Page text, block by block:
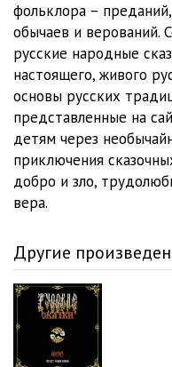
фольклора – преданий,
обычаев и верований.
русские народные
настоящего, живого
основы русских
представленные на
детям через
приключения
добро и зло,
вера.
Другие